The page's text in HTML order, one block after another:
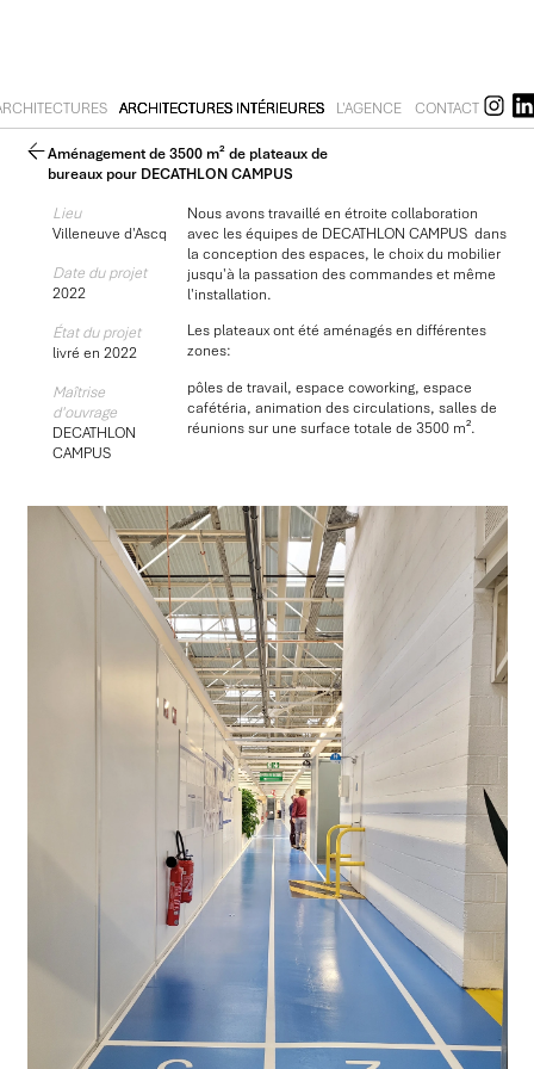
ARCHITECTURES INTÉRIEURES L'AGENCE CONTACT
Aménagement de 3500 m² de plateaux de
bureaux pour DECATHLON CAMPUS
Lieu
Villeneuve d'Ascq
Date du projet
2022
État du projet
livré en 2022
Maîtrise
d'ouvrage
DECATHLON
CAMPUS
Nous avons travaillé en étroite collaboration
avec les équipes de DECATHLON CAMPUS dans
la conception des espaces, le choix du mobilier
jusqu'à la passation des commandes et même
l'installation.
Les plateaux ont été aménagés en différentes
zones:
pôles de travail, espace coworking, espace
cafétéria, animation des circulations, salles de
réunions sur une surface totale de 3500 m².